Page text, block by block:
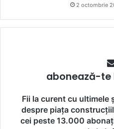
2 octombrie
abonează-te
Fii la curent cu ultimele
despre piața
cei peste 13.000